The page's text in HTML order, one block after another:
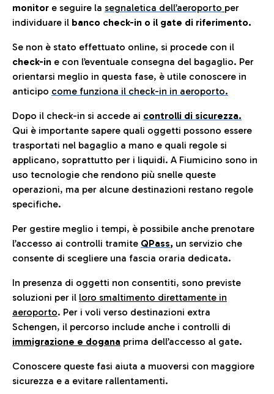
monitor e seguire la segnaletica dell’aeroporto per
individuare il banco check-in o il gate di riferimento.
Se non è stato effettuato online, si procede con il
check-in e con l’eventuale consegna del bagaglio. Per
orientarsi meglio in questa fase, è utile conoscere in
anticipo come funziona il check-in in aeroporto.
Dopo il check-in si accede ai controlli di sicurezza.
Qui è importante sapere quali oggetti possono essere
trasportati nel bagaglio a mano e quali regole si
applicano, soprattutto per i liquidi. A Fiumicino sono in
uso tecnologie che rendono più snelle queste
operazioni, ma per alcune destinazioni restano regole
specifiche.
Per gestire meglio i tempi, è possibile anche prenotare
l’accesso ai controlli tramite QPass, un servizio che
consente di scegliere una fascia oraria dedicata.
In presenza di oggetti non consentiti, sono previste
soluzioni per il loro smaltimento direttamente in
aeroporto. Per i voli verso destinazioni extra
Schengen, il percorso include anche i controlli di
immigrazione e dogana prima dell’accesso al gate.
Conoscere queste fasi aiuta a muoversi con maggiore
sicurezza e a evitare rallentamenti.